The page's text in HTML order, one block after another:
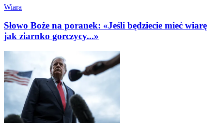
Wiara
Słowo Boże na poranek: «Jeśli będziecie mieć wiarę
jak ziarnko gorczycy...»